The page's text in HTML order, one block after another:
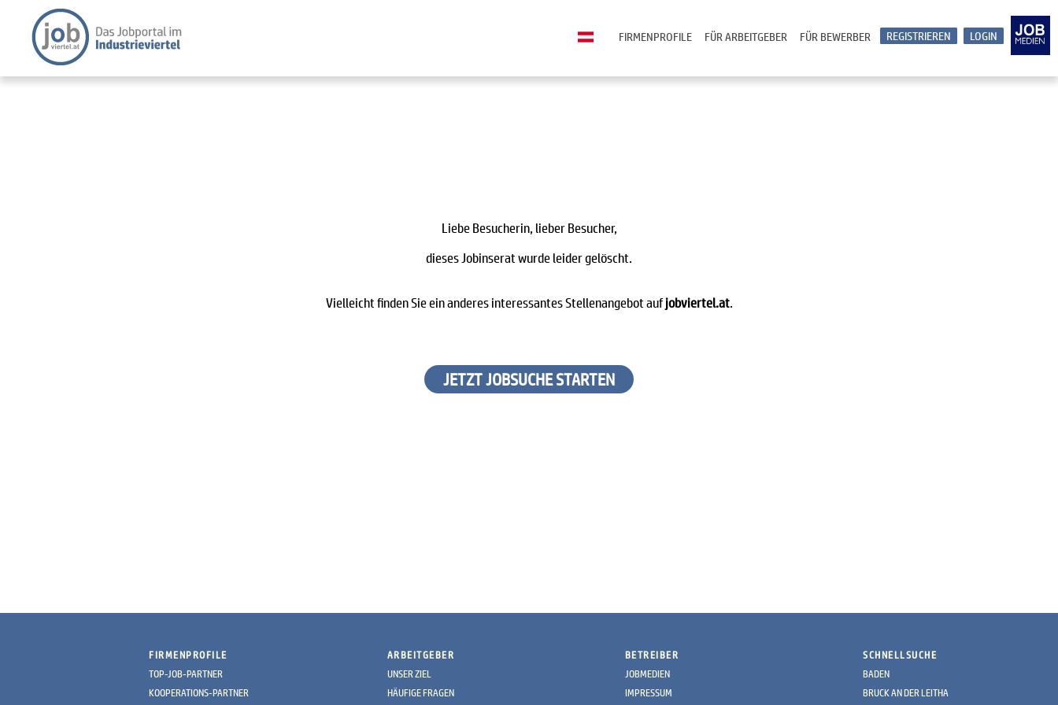
LOGIN
REGISTRIEREN
FÜR BEWERBER
FÜR ARBEITGEBER
FIRMENPROFILE
Liebe Besucherin, lieber Besucher,
dieses Jobinserat wurde leider gelöscht.
Vielleicht finden Sie ein anderes interessantes Stellenangebot aufjobviertel.at.
JETZT JOBSUCHE STARTEN
FIRMENPROFILE
TOP-JOB-PARTNER
KOOPERATIONS-PARTNER
ARBEITGEBER
UNSER ZIEL
HÄUFIGE FRAGEN
BETREIBER
JOBMEDIEN
IMPRESSUM
SCHNELLSUCHE
BADEN
BRUCK AN DER LEITHA